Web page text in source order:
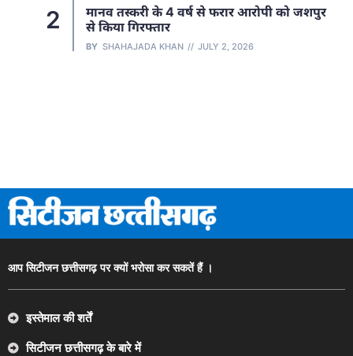
मानव तस्करी के 4 वर्ष से फरार आरोपी को जशपुर
से किया गिरफ्तार
SHAHAJADA KHAN JULY 2, 2026
आप सिटीजन छत्तीसगढ़ पर क्यों भरोसा कर सकतें हैं ।
इस्तेमाल की शर्तें
सिटीजन छत्तीसगढ़ के बारे में